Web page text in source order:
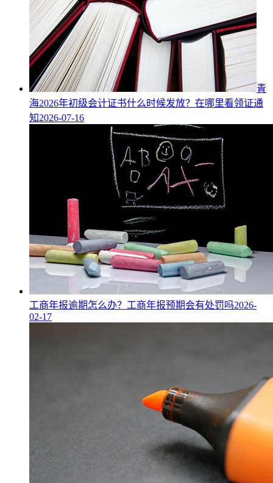
青
海2026年初级会计证书什么时候发放？在哪里看领证通
知2026-07-16
工商年报逾期怎么办？工商年报预期会有处罚吗2026-
02-17